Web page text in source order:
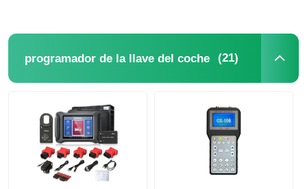
programador de la llave del coche (21)